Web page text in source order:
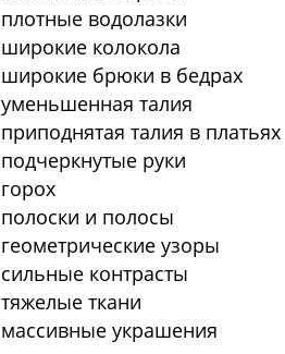
плотные водолазки
широкие колокола
широкие брюки в бедрах
уменьшенная талия
приподнятая талия в платьях
подчеркнутые руки
горох
полоски и полосы
геометрические узоры
сильные контрасты
тяжелые ткани
массивные украшения